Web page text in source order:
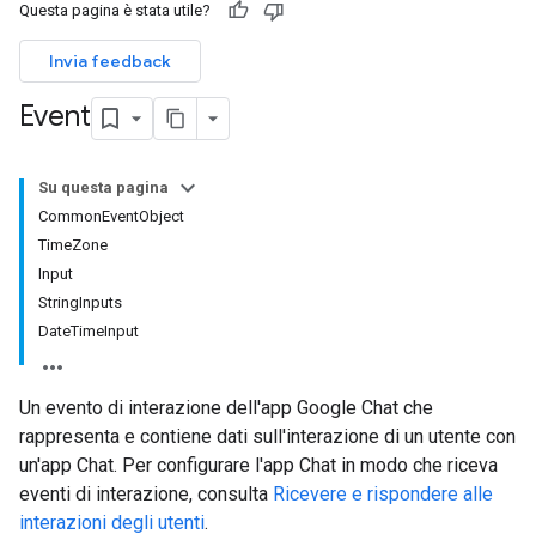
Questa pagina è stata utile?
Invia feedback
Event
Su questa pagina
CommonEventObject
TimeZone
Input
StringInputs
DateTimeInput
Un evento di interazione dell'app Google Chat che
rappresenta e contiene dati sull'interazione di un utente con
un'app Chat. Per configurare l'app Chat in modo che riceva
eventi di interazione, consulta Ricevere e rispondere alle
interazioni degli utenti.